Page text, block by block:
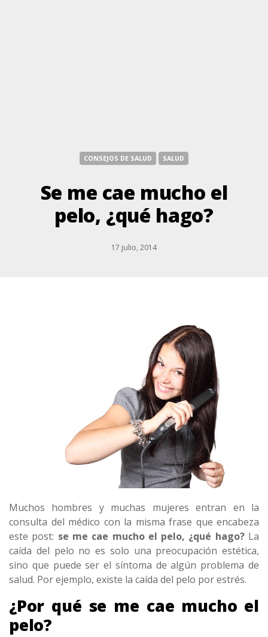
CONSEJOS DE SALUD SALUD
Se me cae mucho el
pelo, ¿qué hago?
17 julio, 2014
Muchos hombres y muchas mujeres entran en la
consulta del médico con la misma frase que encabeza
este post: se me cae mucho el pelo, ¿qué hago? La
caída del pelo no es solo una preocupación estética,
sino que puede ser el síntoma de algún problema de
salud. Por ejemplo, existe la caída del pelo por estrés.
¿Por qué se me cae mucho el
pelo?